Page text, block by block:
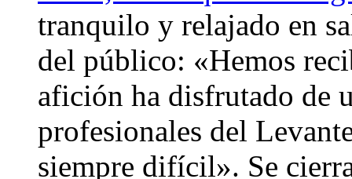
tranquilo y relajado en
del público: «Hemos
afición ha disfrutado de
profesionales del
siempre difícil». Se